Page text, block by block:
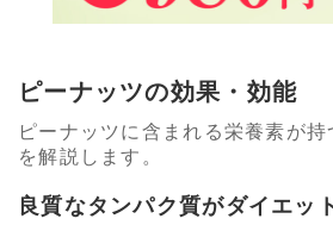
ピーナッツの効果・効能
ピーナッツに含まれる栄養素が持
を解説します。
良質なタンパク質がダイエッ